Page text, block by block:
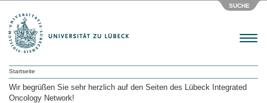
SUCHE
Menu
Startseite
Wir begrüßen Sie sehr herzlich auf den Seiten des Lübeck Integrated
Oncology Network!